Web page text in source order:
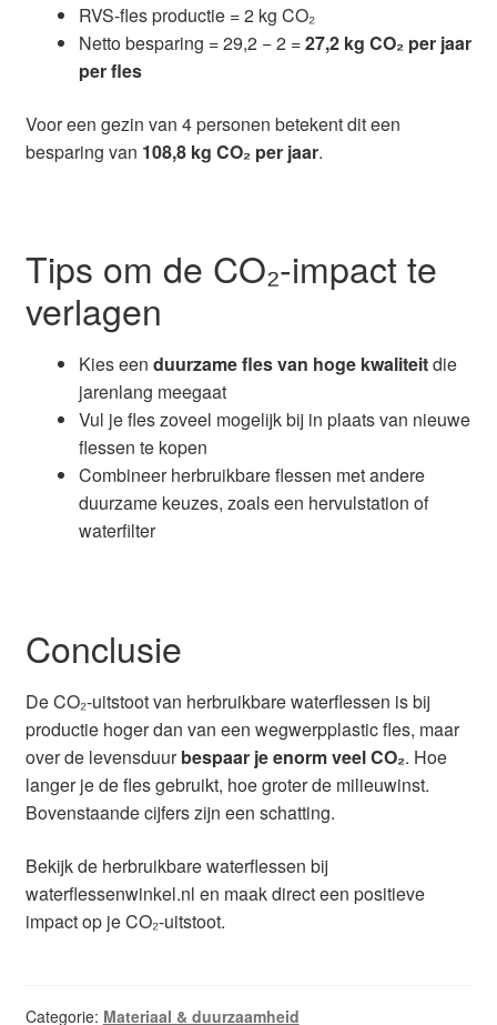
RVS-fles productie = 2 kg CO₂
Netto besparing = 29,2 − 2 =27,2 kg CO₂ per jaar
per fles
Voor een gezin van 4 personen betekent dit een
besparing van 108,8 kg CO₂ per jaar.
Tips om de CO₂-impact te
verlagen
Kies een duurzame fles van hoge kwaliteitdie
jarenlang meegaat
Vul je fles zoveel mogelijk bij in plaats van nieuwe
flessen te kopen
Combineer herbruikbare flessen met andere
duurzame keuzes, zoals een hervulstation of
waterfilter
Conclusie
De CO₂-uitstoot van herbruikbare waterflessen is bij
productie hoger dan van een wegwerpplastic fles, maar
over de levensduurbespaar je enorm veel CO₂. Hoe
langer je de fles gebruikt, hoe groter de milieuwinst.
Bovenstaande cijfers zijn een schatting.
Bekijk de herbruikbare waterflessen bij
waterflessenwinkel.nl en maak direct een positieve
impact op je CO₂-uitstoot.
Categorie: Materiaal & duurzaamheid